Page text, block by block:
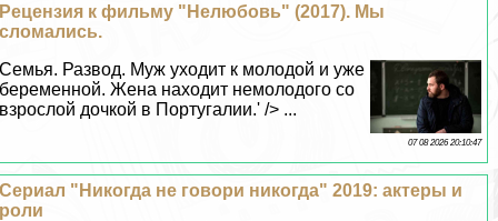
Рецензия к фильму "Нелюбовь" (2017). Мы
сломались.
Семья. Развод. Муж уходит к молодой и уже
беременной. Жена находит немолодого со
взрослой дочкой в Португалии.' /> ...
07 08 2026 20:10:47
Сериал "Никогда не говори никогда" 2019: актеры и
роли